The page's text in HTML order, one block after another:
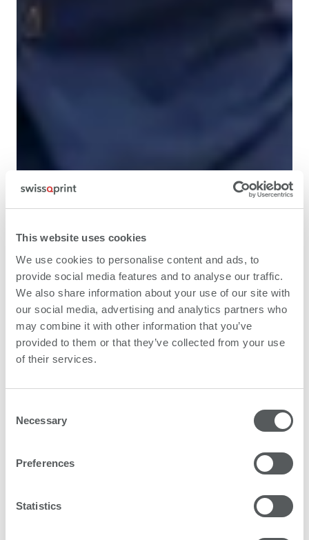
This website uses cookies
We use cookies to personalise content and ads, to
provide social media features and to analyse our traffic.
We also share information about your use of our site with
our social media, advertising and analytics partners who
may combine it with other information that you’ve
provided to them or that they’ve collected from your use
of their services.
Selection
Necessary
Preferences
Statistics